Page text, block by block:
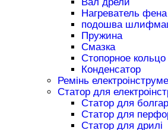
Вал дрели
Нагреватель фена
подошва
Пружина
Смазка
Стопорное
Конденсатор
Ремінь
Статор для
Статор для
Статор для
Статор для дрилі